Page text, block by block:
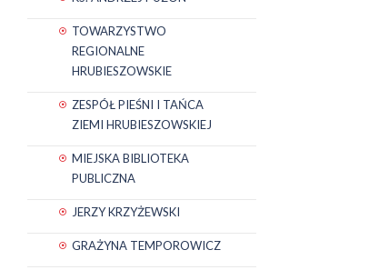
TOWARZYSTWO
REGIONALNE
HRUBIESZOWSKIE
ZESPÓŁ PIEŚNI I TAŃCA
ZIEMI HRUBIESZOWSKIEJ
MIEJSKA BIBLIOTEKA
PUBLICZNA
JERZY KRZYŻEWSKI
GRAŻYNA TEMPOROWICZ